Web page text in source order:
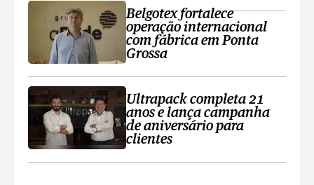
Belgotex fortalece
operação internacional
com fábrica em Ponta
Grossa
Ultrapack completa 21
anos e lança campanha
de aniversário para
clientes